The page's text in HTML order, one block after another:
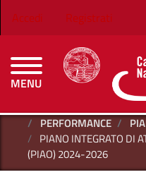
Menu profilo utente
Accedi Registrati
MENU
CAMERE DI
PERFORMANCE
PIANO INTEGRATO DI
(PIAO) 2024-2026